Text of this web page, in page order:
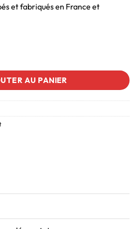
et fabriqués en France et
AU PANIER